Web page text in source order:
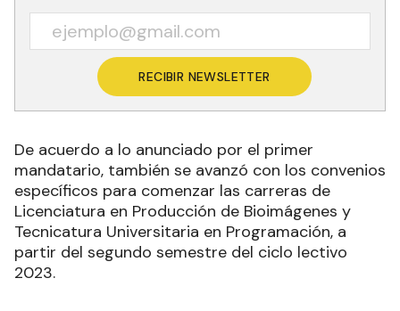
RECIBIR NEWSLETTER
De acuerdo a lo anunciado por el primer
mandatario, también se avanzó con los convenios
específicos para comenzar las carreras de
Licenciatura en Producción de Bioimágenes y
Tecnicatura Universitaria en Programación, a
partir del segundo semestre del ciclo lectivo
2023.